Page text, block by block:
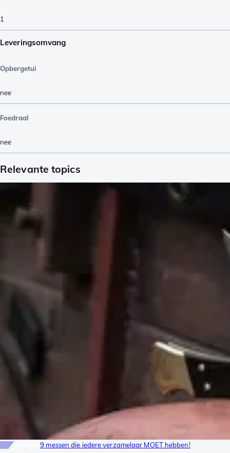
1
Leveringsomvang
Opbergetui
nee
Foedraal
nee
Relevante topics
Toplijst9 messen die iedere verzamelaar MOET hebben!